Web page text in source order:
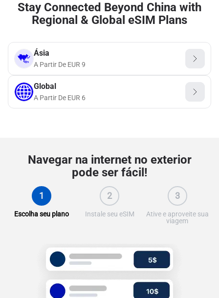
Stay Connected Beyond China with
Regional & Global eSIM Plans
Ásia
A Partir De EUR 9
Global
A Partir De EUR 6
Navegar na internet no exterior
pode ser fácil!
1
Escolha seu plano
2
Instale seu eSIM
3
Ative e aproveite sua
viagem